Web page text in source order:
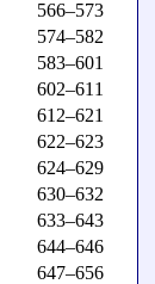
566–573
574–582
583–601
602–611
612–621
622–623
624–629
630–632
633–643
644–646
647–656